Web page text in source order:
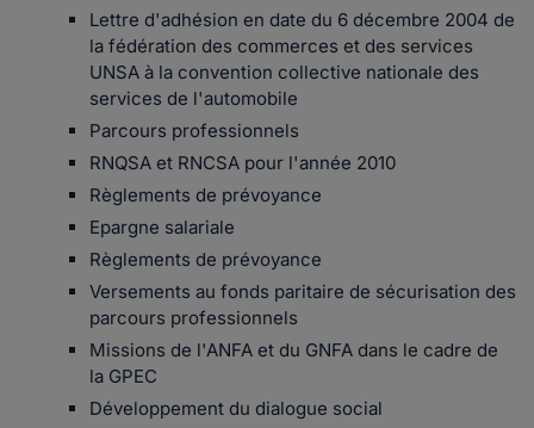
Lettre d'adhésion en date du 6 décembre 2004 de
la fédération des commerces et des services
UNSA à la convention collective nationale des
services de l'automobile
Parcours professionnels
RNQSA et RNCSA pour l'année 2010
Règlements de prévoyance
Epargne salariale
Règlements de prévoyance
Versements au fonds paritaire de sécurisation des
parcours professionnels
Missions de l'ANFA et du GNFA dans le cadre de
la GPEC
Développement du dialogue social